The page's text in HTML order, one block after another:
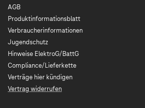
AGB
Produktinformationsblatt
Verbraucherinformationen
Jugendschutz
Hinweise ElektroG/BattG
Compliance/Lieferkette
Verträge hier kündigen
Vertrag widerrufen